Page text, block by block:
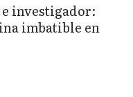
investigador:
imbatible en